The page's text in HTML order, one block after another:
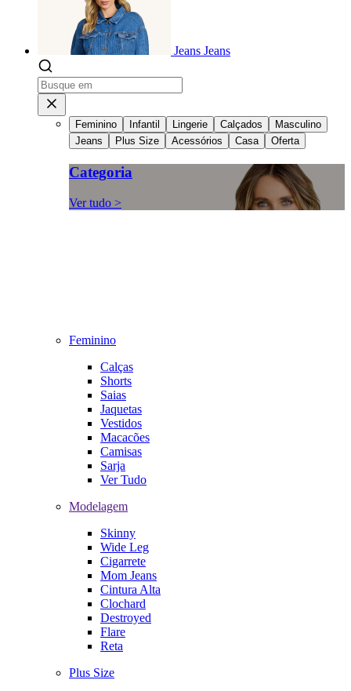
Jeans Jeans
Feminino Infantil Lingerie Calçados
Masculino
Jeans
Plus Size Acessórios Casa Oferta
Categoria
Ver tudo >
Feminino
Calças
Shorts
Saias
Jaquetas
Vestidos
Macacões
Camisas
Sarja
Ver Tudo
Modelagem
Skinny
Wide Leg
Cigarrete
Mom Jeans
Cintura Alta
Clochard
Destroyed
Flare
Reta
Plus Size